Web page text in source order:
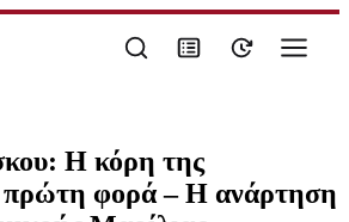
Η κόρη της
πρώτη φορά – Η ανάρτηση